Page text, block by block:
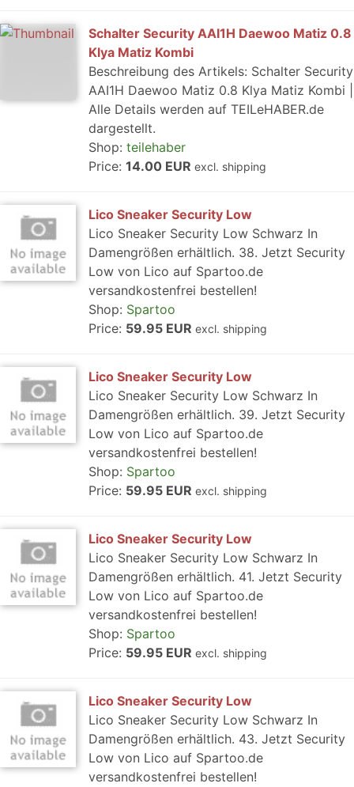
Schalter Security AAI1H Daewoo Matiz 0.8
Klya Matiz Kombi
Beschreibung des Artikels: Schalter Security
AAI1H Daewoo Matiz 0.8 Klya Matiz Kombi |
Alle Details werden auf TEILeHABER.de
dargestellt.
Shop: teilehaber
Price: 14.00 EUR excl. shipping
Lico Sneaker Security Low
Lico Sneaker Security Low Schwarz In
Damengrößen erhältlich. 38. Jetzt Security
Low von Lico auf Spartoo.de
versandkostenfrei bestellen!
Shop: Spartoo
Price: 59.95 EUR excl. shipping
Lico Sneaker Security Low
Lico Sneaker Security Low Schwarz In
Damengrößen erhältlich. 39. Jetzt Security
Low von Lico auf Spartoo.de
versandkostenfrei bestellen!
Shop: Spartoo
Price: 59.95 EUR excl. shipping
Lico Sneaker Security Low
Lico Sneaker Security Low Schwarz In
Damengrößen erhältlich. 41. Jetzt Security
Low von Lico auf Spartoo.de
versandkostenfrei bestellen!
Shop: Spartoo
Price: 59.95 EUR excl. shipping
Lico Sneaker Security Low
Lico Sneaker Security Low Schwarz In
Damengrößen erhältlich. 43. Jetzt Security
Low von Lico auf Spartoo.de
versandkostenfrei bestellen!